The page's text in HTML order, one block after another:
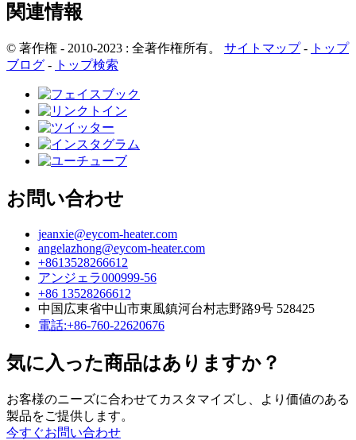
関連情報
© 著作権 - 2010-2023 : 全著作権所有。 サイトマップ- トップ
ブログ - トップ検索
お問い合わせ
jeanxie@eycom-heater.com
angelazhong@eycom-heater.com
+8613528266612
アンジェラ000999-56
+86 13528266612
中国広東省中山市東風鎮河台村志野路9号 528425
電話:+86-760-22620676
気に入った商品はありますか？
お客様のニーズに合わせてカスタマイズし、より価値のある
製品をご提供します。
今すぐお問い合わせ